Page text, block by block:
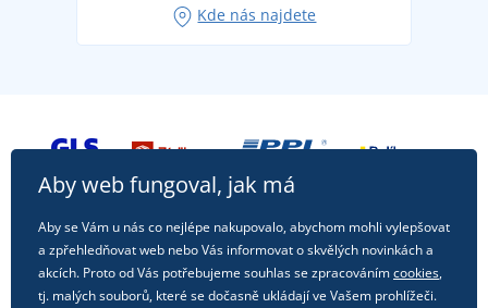
Kde nás najdete
Aby web fungoval, jak má
Aby se Vám u nás co nejlépe nakupovalo, abychom mohli vylepšovat
a zpřehledňovat web nebo Vás informovat o skvělých novinkách a
akcích. Proto od Vás potřebujeme souhlas se zpracovánímcookies,
tj. malých souborů, které se dočasně ukládají ve Vašem prohlížeči.